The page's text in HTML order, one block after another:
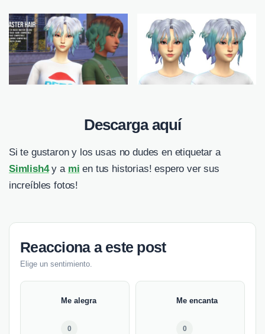
Descarga aquí
Si te gustaron y los usas no dudes en etiquetar a
Simlish4y a mi en tus historias! espero ver sus
increíbles fotos!
Reacciona a este post
Elige un sentimiento.
Me alegra
0
Me encanta
0